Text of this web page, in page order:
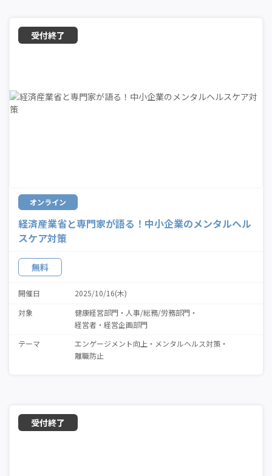
オンライン
経済産業省と専門家が語る！中小企業のメンタルヘル
スケア対策
無料
開催日
2025/10/16(木)
対象
健康経営部門
人事/総務/労務部門
経営者・経営企画部門
テーマ
エンゲージメント向上
メンタルヘルス対策
離職防止